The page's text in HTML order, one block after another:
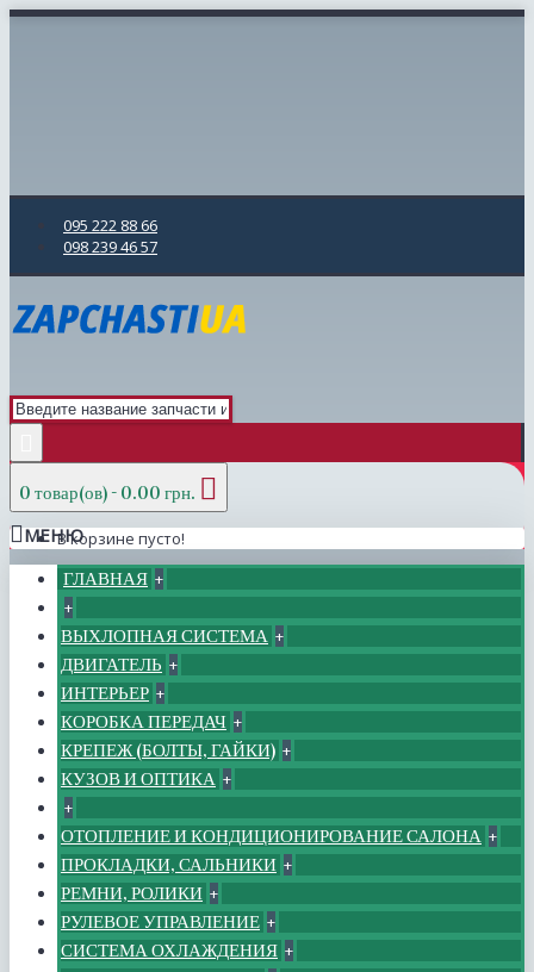
095 222 88 66
098 239 46 57
0 товар(ов) - 0.00 грн.
В корзине пусто!
МЕНЮ
ГЛАВНАЯ +
+
ВЫХЛОПНАЯ СИСТЕМА +
ДВИГАТЕЛЬ +
ИНТЕРЬЕР +
КОРОБКА ПЕРЕДАЧ +
КРЕПЕЖ (БОЛТЫ, ГАЙКИ) +
КУЗОВ И ОПТИКА +
+
ОТОПЛЕНИЕ И КОНДИЦИОНИРОВАНИЕ САЛОНА +
ПРОКЛАДКИ, САЛЬНИКИ +
РЕМНИ, РОЛИКИ +
РУЛЕВОЕ УПРАВЛЕНИЕ +
СИСТЕМА ОХЛАЖДЕНИЯ +